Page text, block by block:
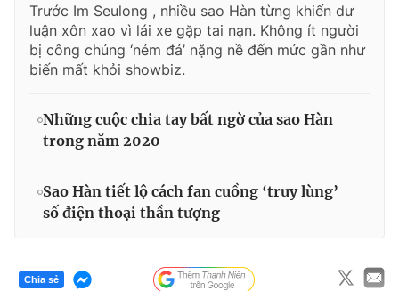
Trước Im Seulong , nhiều sao Hàn từng khiến dư
luận xôn xao vì lái xe gặp tai nạn. Không ít người
bị công chúng ‘ném đá’ nặng nề đến mức gần như
biến mất khỏi showbiz.
Những cuộc chia tay bất ngờ của sao Hàn
trong năm 2020
Sao Hàn tiết lộ cách fan cuồng ‘truy lùng’
số điện thoại thần tượng
Chia sẻ